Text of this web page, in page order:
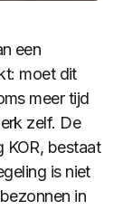
een
moet dit
meer tijd
zelf. De
KOR, bestaat
is niet
in